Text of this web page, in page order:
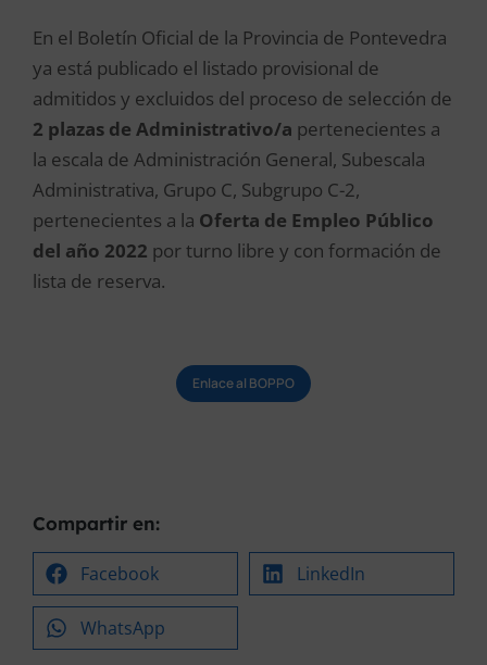
En el Boletín Oficial de la Provincia de Pontevedra
ya está publicado el listado provisional de
admitidos y excluidos del proceso de selección de
2 plazas de Administrativo/a pertenecientes a
la escala de Administración General, Subescala
Administrativa, Grupo C, Subgrupo C-2,
pertenecientes a la Oferta de Empleo Público
del año 2022 por turno libre y con formación de
lista de reserva.
Enlace al BOPPO
Compartir en:
Facebook LinkedIn
WhatsApp